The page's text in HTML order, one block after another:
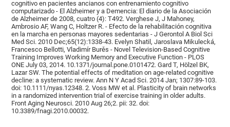
cognitivo en pacientes ancianos con entrenamiento cognitivo
computarizado - El Alzheimer y a Demencia: El diario de la Asociación
de Alzheimer de 2008, cuatro (4): T492. Verghese J, J Mahoney,
Ambrosio AF, Wang C, Holtzer R. - Efecto de la rehabilitación cognitiva
en la marcha en personas mayores sedentarias - J Gerontol A Biol Sci
Med Sci. 2010 Dec;65(12):1338-43. Evelyn Shatil, Jaroslava Mikulecká,
Francesco Bellotti, Vladimír Burěs - Novel Television-Based Cognitive
Training Improves Working Memory and Executive Function - PLOS
ONE July 03, 2014. 10.1371/journal.pone.0101472. Gard T, Hölzel BK,
Lazar SW. The potential effects of meditation on age-related cognitive
decline: a systematic review. Ann N Y Acad Sci. 2014 Jan; 1307:89-103.
doi: 10.1111/nyas.12348. 2. Voss MW et al. Plasticity of brain networks
in a randomized intervention trial of exercise training in older adults.
Front Aging Neurosci. 2010 Aug 26;2. pii: 32. doi:
10.3389/fnagi.2010.00032.